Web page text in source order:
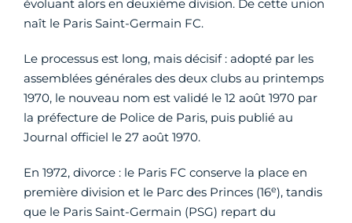
évoluant alors en deuxième division. De cette union
naît le Paris Saint-Germain FC.
Le processus est long, mais décisif : adopté par les
assemblées générales des deux clubs au printemps
1970, le nouveau nom est validé le 12 août 1970 par
la préfecture de Police de Paris, puis publié au
Journal officiel le 27 août 1970.
En 1972, divorce : le Paris FC conserve la place en
première division et le Parc des Princes (16e), tandis
que le Paris Saint-Germain (PSG) repart du